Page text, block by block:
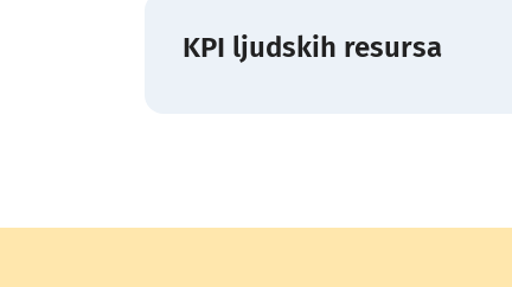
KPI ljudskih resursa